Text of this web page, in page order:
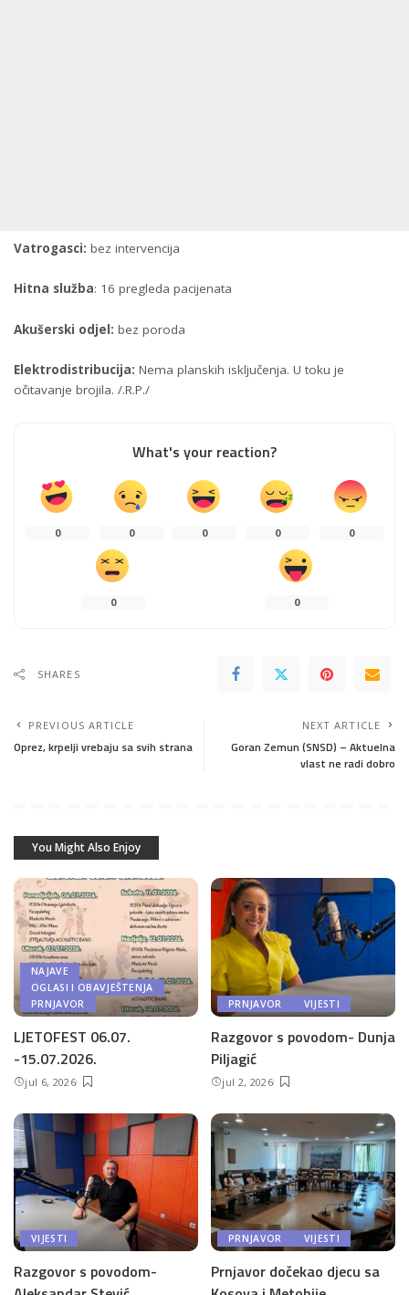
Vatrogasci: bez intervencija
Hitna služba: 16 pregleda pacijenata
Akušerski odjel: bez poroda
Elektrodistribucija: Nema planskih isključenja. U toku je
očitavanje brojila. /.R.P./
What's your reaction?
0 0 0 0 0
0 0
SHARES
PREVIOUS ARTICLE
Oprez, krpelji vrebaju sa svih strana
NEXT ARTICLE
Goran Zemun (SNSD) – Aktuelna
vlast ne radi dobro
You Might Also Enjoy
NAJAVE
OGLASI I OBAVJEŠTENJA
PRNJAVOR
LJETOFEST 06.07.
-15.07.2026.
jul 6, 2026
PRNJAVOR VIJESTI
Razgovor s povodom- Dunja
Piljagić
jul 2, 2026
VIJESTI
Razgovor s povodom-
PRNJAVOR VIJESTI
Prnjavor dočekao djecu sa